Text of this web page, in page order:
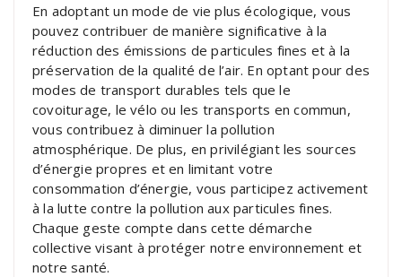
En adoptant un mode de vie plus écologique, vous
pouvez contribuer de manière significative à la
réduction des émissions de particules fines et à la
préservation de la qualité de l’air. En optant pour des
modes de transport durables tels que le
covoiturage, le vélo ou les transports en commun,
vous contribuez à diminuer la pollution
atmosphérique. De plus, en privilégiant les sources
d’énergie propres et en limitant votre
consommation d’énergie, vous participez activement
à la lutte contre la pollution aux particules fines.
Chaque geste compte dans cette démarche
collective visant à protéger notre environnement et
notre santé.